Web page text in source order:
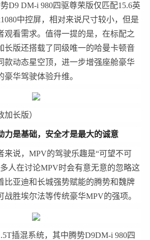
D9 DM-i 980四驱尊荣版仅匹配15.6英
中控屏，相对来说尺寸较小，但是
观看需求。值得一提的是，在标配之
长版还搭载了同级唯一的哈曼卡顿音
款动态星空顶，进一步增强座舱豪华
华驾驶体验升维。
加长版）
力是基础，安全才是最大的诚意
来说，MPV的驾驶乐趣是“可望不可
人在讨论MPV时会有意无意的忽略这
比亚迪和长城强势赋能的腾势和魏牌
战胜埃尔法等传统豪华MPV的强项。
插混系统，其中腾势D9DM-i 980四